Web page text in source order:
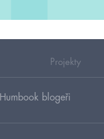
Projekty
Humbook blogeři